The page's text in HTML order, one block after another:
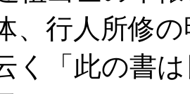
、行人所修
く「此の書